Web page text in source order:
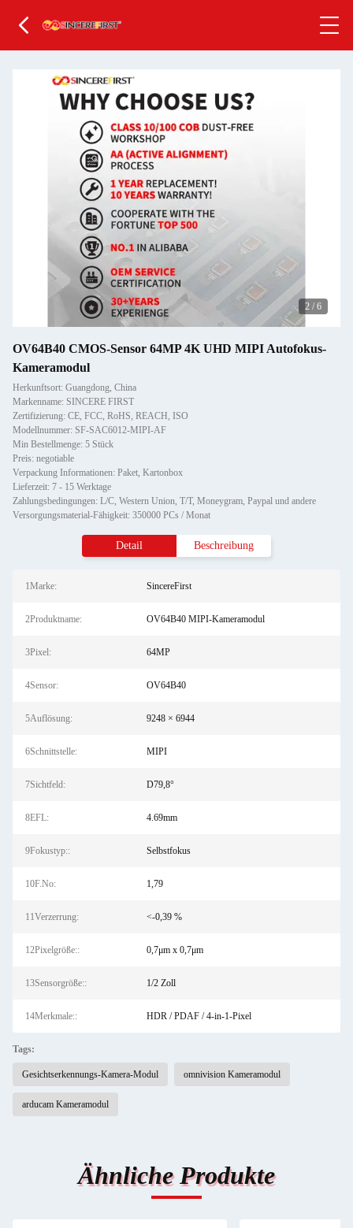
2 / 6
OV64B40 CMOS-Sensor 64MP 4K UHD MIPI Autofokus-
Kameramodul
Herkunftsort: Guangdong, China
Markenname: SINCERE FIRST
Zertifizierung: CE, FCC, RoHS, REACH, ISO
Modellnummer: SF-SAC6012-MIPI-AF
Min Bestellmenge: 5 Stück
Preis: negotiable
Verpackung Informationen: Paket, Kartonbox
Lieferzeit: 7 - 15 Werktage
Zahlungsbedingungen: L/C, Western Union, T/T, Moneygram, Paypal und andere
Versorgungsmaterial-Fähigkeit: 350000 PCs / Monat
Detail Beschreibung
1Marke: SincereFirst
2Produktname: OV64B40 MIPI-Kameramodul
3Pixel: 64MP
4Sensor: OV64B40
5Auflösung: 9248 × 6944
6Schnittstelle: MIPI
7Sichtfeld: D79,8°
8EFL: 4.69mm
9Fokustyp:: Selbstfokus
10F.No: 1,79
11Verzerrung: <-0,39 %
12Pixelgröße:: 0,7μm x 0,7μm
13Sensorgröße:: 1/2 Zoll
14Merkmale:: HDR / PDAF / 4-in-1-Pixel
Tags:
Gesichtserkennungs-Kamera-Modul omnivision Kameramodul
arducam Kameramodul
Ähnliche Produkte